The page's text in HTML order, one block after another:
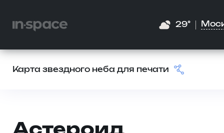
29°
Карта звездного неба для печати